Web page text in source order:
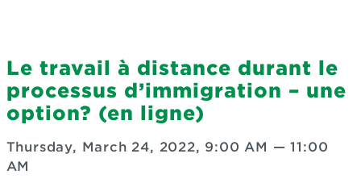
Le travail à distance durant le
processus d’immigration – une
option? (en ligne)
Thursday, March 24, 2022, 9:00 AM —11:00
AM